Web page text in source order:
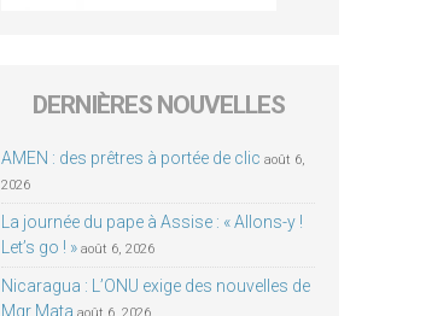
DERNIÈRES NOUVELLES
AMEN : des prêtres à portée de clic août 6,
2026
La journée du pape à Assise : « Allons-y !
Let’s go ! » août 6, 2026
Nicaragua : L’ONU exige des nouvelles de
Mgr Mata